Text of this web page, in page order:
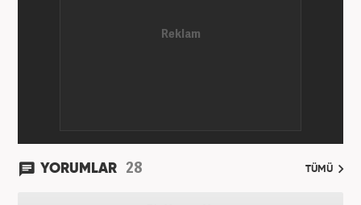
YORUMLAR 28 TÜMÜ